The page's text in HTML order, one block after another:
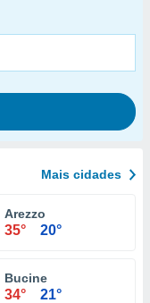
Mais cidades
Arezzo
35° 20°
Bucine
34° 21°